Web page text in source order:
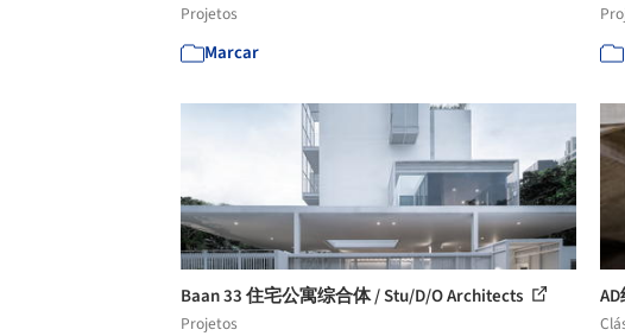
Projetos
Marcar
Baan 33 住宅公寓综合体 / Stu/D/O Architects
Projetos